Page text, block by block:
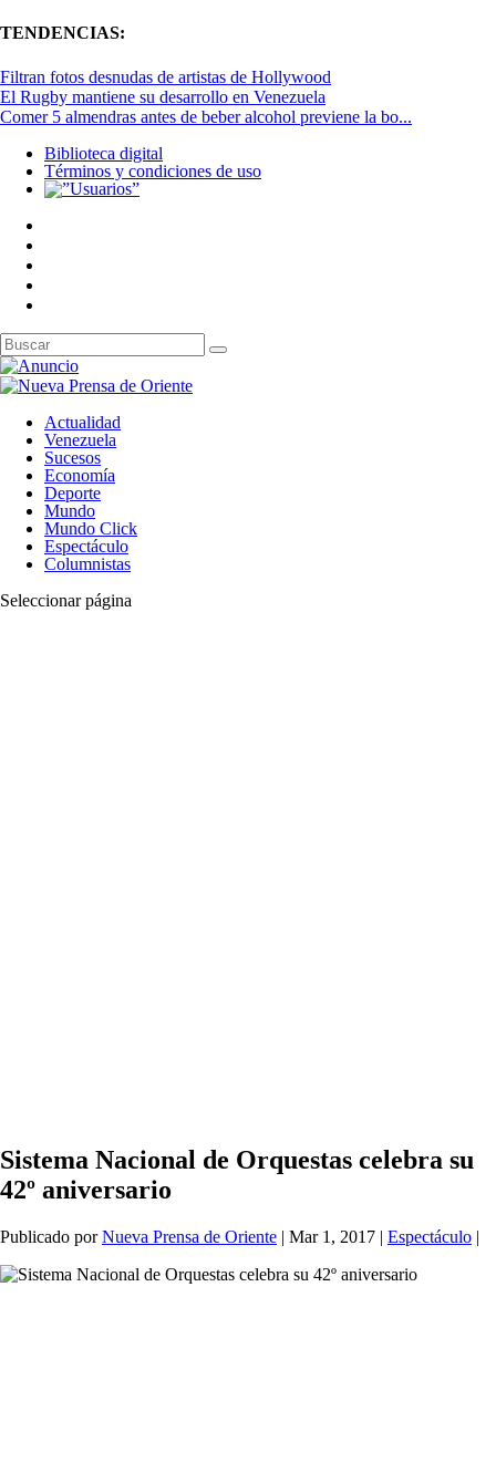
TENDENCIAS:
Filtran fotos desnudas de artistas de Hollywood
El Rugby mantiene su desarrollo en Venezuela
Comer 5 almendras antes de beber alcohol previene la bo...
Biblioteca digital
Términos y condiciones de uso
Actualidad
Venezuela
Sucesos
Economía
Deporte
Mundo
Mundo Click
Espectáculo
Columnistas
Seleccionar página
Sistema Nacional de Orquestas celebra su
42º aniversario
Publicado porNueva Prensa de Oriente | Mar 1, 2017 | Espectáculo |